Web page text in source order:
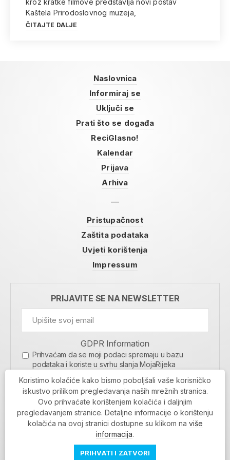
kroz kratke filmove predstavlja novi postav
Kaštela Prirodoslovnog muzeja,
ČITAJTE DALJE
Naslovnica
Informiraj se
Uključi se
Prati što se događa
ReciGlasno!
Kalendar
Prijava
Arhiva
Pristupačnost
Zaštita podataka
Uvjeti korištenja
Impressum
PRIJAVITE SE NA NEWSLETTER
GDPR Information
Prihvaćam da se moji podaci spremaju u bazu
podataka i koriste u svrhu slanja MojaRijeka
MOJARIJEKA NEWSLETTER
PRIJAVI SE
Povratak na vrh
Koristimo kolačiće kako bismo poboljšali vaše korisničko
iskustvo prilikom pregledavanja naših mrežnih stranica.
Ovo prihvaćate korištenjem kolačića i daljnjim
pregledavanjem stranice. Detaljne informacije o korištenju
kolačića na ovoj stranici dostupne su klikom na više
informacija.
PRIHVATI I ZATVORI